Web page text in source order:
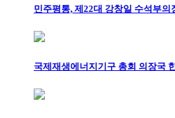
민주평통, 제22대 강창일 수석부의
국제재생에너지기구 총회 의장국